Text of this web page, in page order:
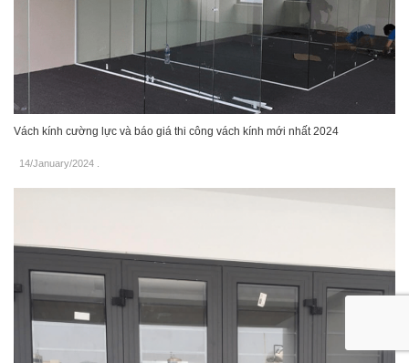
Vách kính cường lực và báo giá thi công vách kính mới nhất 2024
14/January/2024